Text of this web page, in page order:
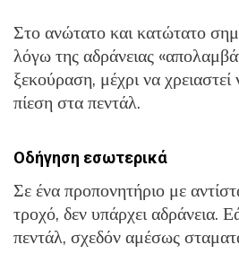
Στο ανώτατο και κατώτατο
λόγω της αδράνειας
ξεκούραση, μέχρι να
πίεση στα πεντάλ.
Οδήγηση εσωτερικά
Σε ένα προπονητήριο με
τροχό, δεν υπάρχει αδράνεια.
πεντάλ, σχεδόν αμέσως